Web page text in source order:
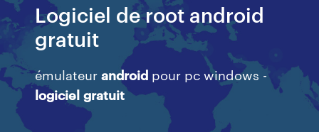
Logiciel de root android
gratuit
émulateurandroid pour pc windows -
logiciel gratuit